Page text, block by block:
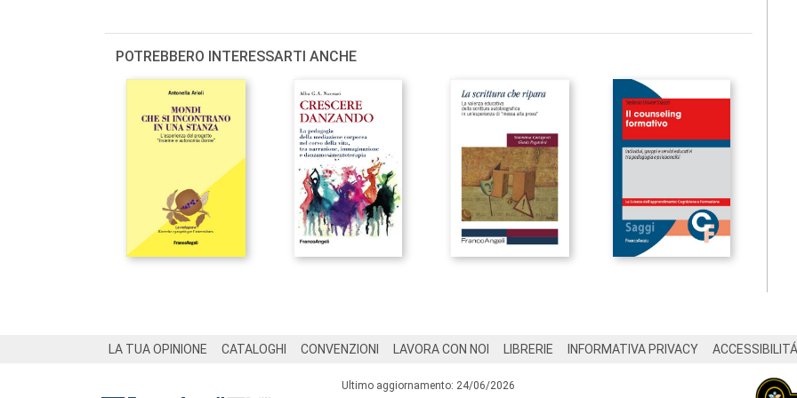
POTREBBERO INTERESSARTI ANCHE
LA TUA OPINIONE CATALOGHI CONVENZIONI LAVORA CON NOI LIBRERIE INFORMATIVA PRIVACY ACCESSIBILITÁ
Ultimo aggiornamento: 24/06/2026